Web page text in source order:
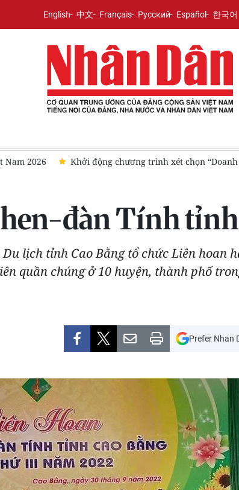
English 中文 Français Русский Español 한국어
Khởi động chương trình xét chọn “Doanh nghiệp
đàn Tính tỉnh
lịch tỉnh Cao Bằng tổ chức Liên hoan
quần chúng ở 10 huyện, thành phố
Prefer Nhan